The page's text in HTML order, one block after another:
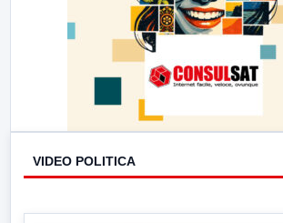
VIDEO POLITICA